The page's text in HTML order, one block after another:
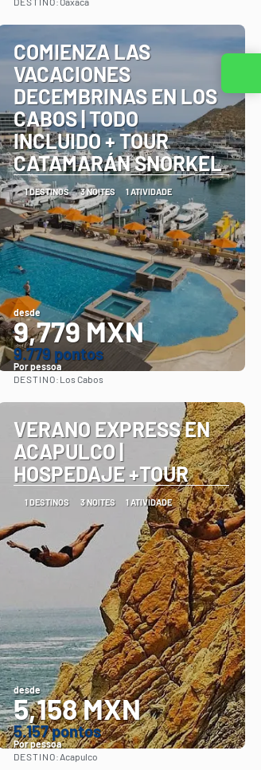
COMIENZA LAS
VACACIONES
DECEMBRINAS EN LOS
CABOS | TODO
INCLUIDO + TOUR
CATAMARÁN SNORKEL
1 DESTINOS 3 NOITES 1 ATIVIDADE
desde
9,779 MXN
9.779 pontos
Por pessoa
DESTINO: Los Cabos
VERANO EXPRESS EN
ACAPULCO |
HOSPEDAJE +TOUR
1 DESTINOS 3 NOITES 1 ATIVIDADE
desde
5,158 MXN
5.157 pontos
Por pessoa
DESTINO: Acapulco
Entre em contato conosco